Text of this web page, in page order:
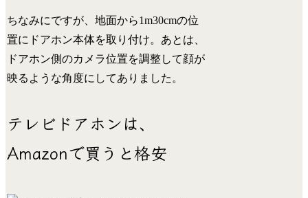
ちなみにですが、地面から1m30cmの位
置にドアホン本体を取り付け。あとは、
ドアホン側のカメラ位置を調整して顔が
映るような角度にしてありました。
テレビドアホンは、
Amazonで買うと格安